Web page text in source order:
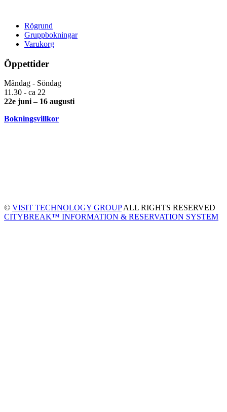
Rögrund
Gruppbokningar
Varukorg
Öppettider
Måndag - Söndag
11.30 - ca 22
22e juni – 16 augusti
Bokningsvillkor
© VISIT TECHNOLOGY GROUPALL RIGHTS RESERVED
CITYBREAK™ INFORMATION & RESERVATION SYSTEM